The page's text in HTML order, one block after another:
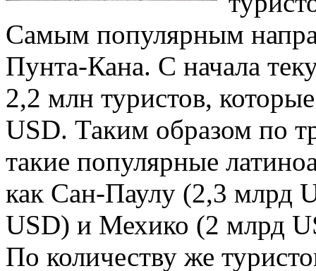
Самым популярным
Пунта-Кана. С начала
2,2 млн туристов,
USD. Таким образом по
такие популярные
как Сан-Паулу (2,3 млрд
USD) и Мехико (2 млрд
По количеству же